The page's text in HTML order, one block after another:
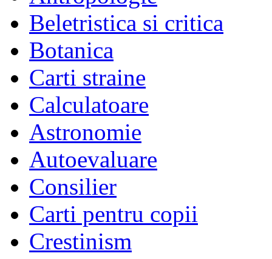
Beletristica si critica
Botanica
Carti straine
Calculatoare
Astronomie
Autoevaluare
Consilier
Carti pentru copii
Crestinism